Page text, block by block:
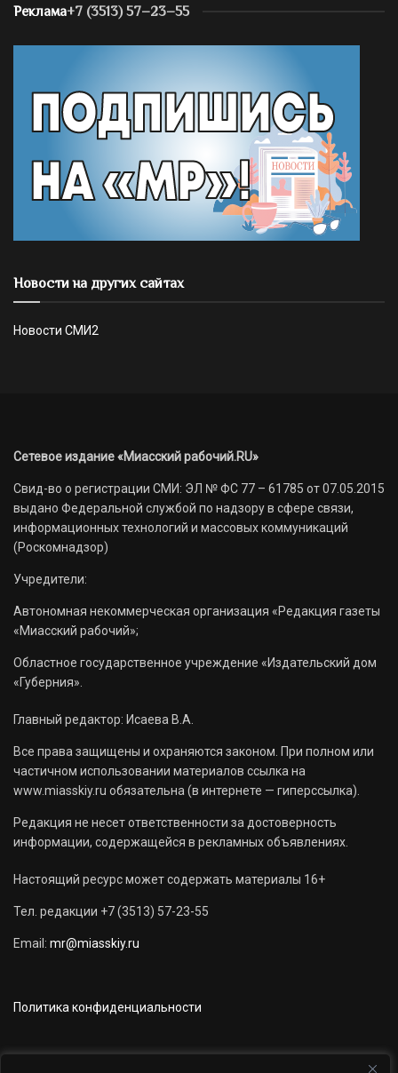
Реклама+7 (3513) 57–23–55
Новости на других сайтах
Новости СМИ2
Сетевое издание «Миасский рабочий.RU»
Свид-во о регистрации СМИ: ЭЛ № ФС 77 – 61785 от 07.05.2015
выдано Федеральной службой по надзору в сфере связи,
информационных технологий и массовых коммуникаций
(Роскомнадзор)
Учредители:
Автономная некоммерческая организация «Редакция газеты
«Миасский рабочий»;
Областное государственное учреждение «Издательский дом
«Губерния».
Главный редактор: Исаева В.А.
Все права защищены и охраняются законом. При полном или
частичном использовании материалов ссылка на
www.miasskiy.ru обязательна (в интернете — гиперссылка).
Редакция не несет ответственности за достоверность
информации, содержащейся в рекламных объявлениях.
Настоящий ресурс может содержать материалы 16+
Тел. редакции +7 (3513) 57-23-55
Email: mr@miasskiy.ru
Политика конфиденциальности